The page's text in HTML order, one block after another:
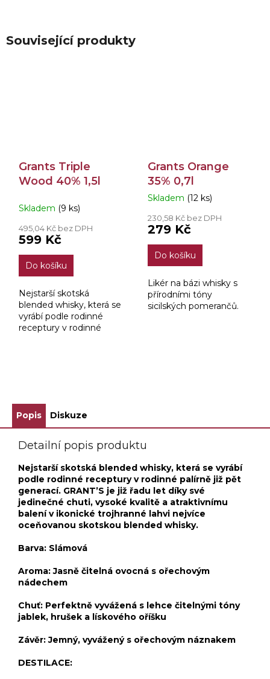
Související produkty
Grants Triple
Wood 40% 1,5l
Skladem (9 ks)
495,04 Kč bez DPH
599 Kč
Do košíku
Nejstarší skotská
blended whisky, která se
vyrábí podle rodinné
receptury v rodinné
Grants Orange
35% 0,7l
Průměrné
produktu
je
2,8
5
hvězdiček.
Skladem (12 ks)
230,58 Kč bez DPH
279 Kč
Do košíku
Likér na bázi whisky s
přírodními tóny
sicilských pomerančů.
Popis Diskuze
Detailní popis produktu
Nejstarší skotská blended whisky, která se vyrábí
podle rodinné receptury v rodinné palírně již pět
generací. GRANT’S je již řadu let díky své
jedinečné chuti, vysoké kvalitě a atraktivnímu
balení v ikonické trojhranné lahvi nejvíce
oceňovanou skotskou blended whisky.
Barva: Slámová
Aroma: Jasně čitelná ovocná s ořechovým
nádechem
Chuť: Perfektně vyvážená s lehce čitelnými tóny
jablek, hrušek a lískového oříšku
Závěr: Jemný, vyvážený s ořechovým náznakem
DESTILACE: